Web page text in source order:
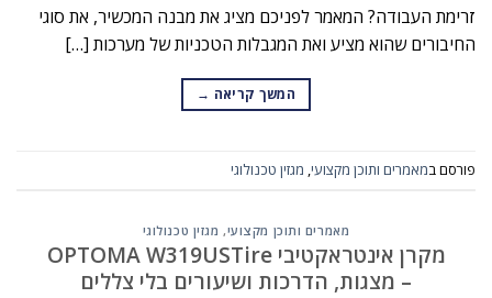
זרימת העבודה? המאמר לפניכם מציג את מבנה המכשיר, את סוגי
החיבורים שהוא מציע ואת המגבלות הטכניות של מערכות […]
המשך קריאה →
פורסם במאמרים ותוכן מקצועי, מגזין טכנולוגי
מאמרים ותוכן מקצועי, מגזין טכנולוגי
מקרן אינטראקטיבי OPTOMA W319USTire
– מצגות, הדרכות ושיעורים בלי צללים